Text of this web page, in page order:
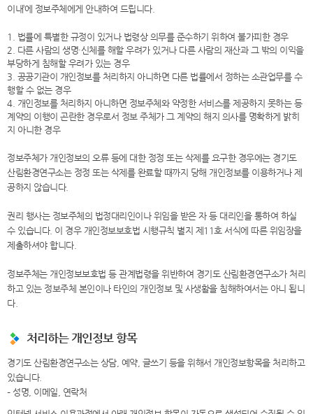
이내’에 정보주체에게 안내하여 드립니다.
1. 법률에 특별한 규정이 있거나 법령상 의무를 준수하기 위하여 불가피한 경우
2. 다른 사람의 생명·신체를 해할 우려가 있거나 다른 사람의 재산과 그 밖의 이익을
부당하게 침해할 우려가 있는 경우
3. 공공기관이 개인정보를 처리하지 아니하면 다른 법률에서 정하는 소관업무를 수
행할 수 없는 경우
4. 개인정보를 처리하지 아니하면 정보주체와 약정한 서비스를 제공하지 못하는 등
계약의 이행이 곤란한 경우로서 정보 주체가 그 계약의 해지 의사를 명확하게 밝히
지 아니한 경우
정보주체가 개인정보의 오류 등에 대한 정정 또는 삭제를 요구한 경우에는 경기도
산림환경연구소는 정정 또는 삭제를 완료할 때까지 당해 개인정보를 이용하거나 제
공하지 않습니다.
권리 행사는 정보주체의 법정대리인이나 위임을 받은 자 등 대리인을 통하여 하실
수 있습니다. 이 경우 개인정보보호법 시행규칙 별지 제11호 서식에 따른 위임장을
제출하셔야 합니다.
정보주체는 개인정보보호법 등 관계법령을 위반하여 경기도 산림환경연구소가 처리
하고 있는 정보주체 본인이나 타인의 개인정보 및 사생활을 침해하여서는 아니 됩니
다.
처리하는 개인정보 항목
경기도 산림환경연구소는 상담, 예약, 글쓰기 등을 위해서 개인정보항목을 처리하고
있습니다.
– 성명, 이메일, 연락처